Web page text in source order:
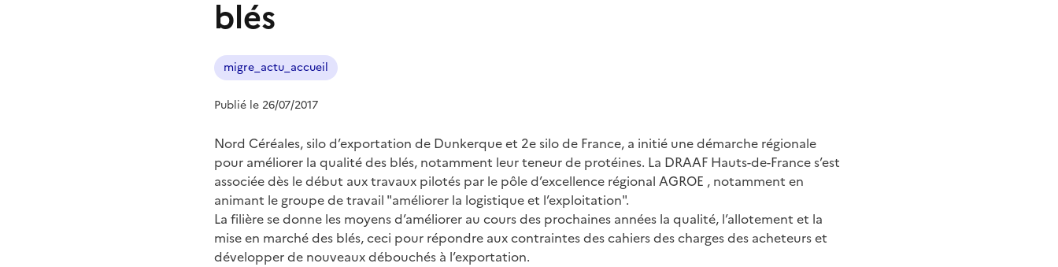
blés
migre_actu_accueil
Publié le 26/07/2017
Nord Céréales, silo d’exportation de Dunkerque et 2e silo de France, a initié une démarche régionale
pour améliorer la qualité des blés, notamment leur teneur de protéines. La DRAAF Hauts-de-France s’est
associée dès le début aux travaux pilotés par le pôle d’excellence régional AGROE , notamment en
animant le groupe de travail "améliorer la logistique et l’exploitation".
La filière se donne les moyens d’améliorer au cours des prochaines années la qualité, l’allotement et la
mise en marché des blés, ceci pour répondre aux contraintes des cahiers des charges des acheteurs et
développer de nouveaux débouchés à l’exportation.